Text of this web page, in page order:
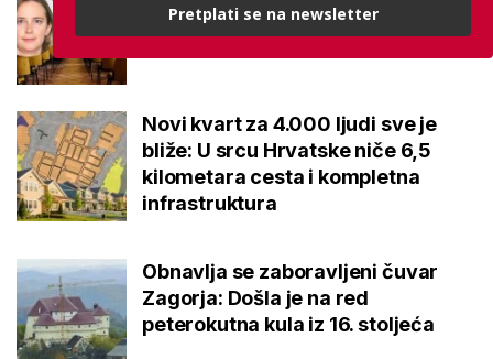
dekanicu: Cilj povećati broj
studenata, evo kako to planira
Novi kvart za 4.000 ljudi sve je
bliže: U srcu Hrvatske niče 6,5
kilometara cesta i kompletna
infrastruktura
Obnavlja se zaboravljeni čuvar
Zagorja: Došla je na red
peterokutna kula iz 16. stoljeća
Pretplati se na newsletter